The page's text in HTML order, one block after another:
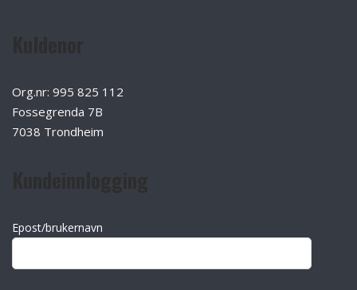
Org.nr: 995 825 112
Fossegrenda 7B
7038 Trondheim
Epost/brukernavn